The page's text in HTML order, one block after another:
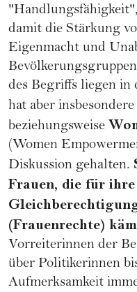
damit die Stärkung
Eigenmacht und
des Begriffs liegen in
hat aber insbesondere
beziehungsweise
(Women
Diskussion gehalten.
Frauen, die für
(Frauenrechte)
Vorreiterinnen der
über Politikerinnen
Aufmerksamkeit